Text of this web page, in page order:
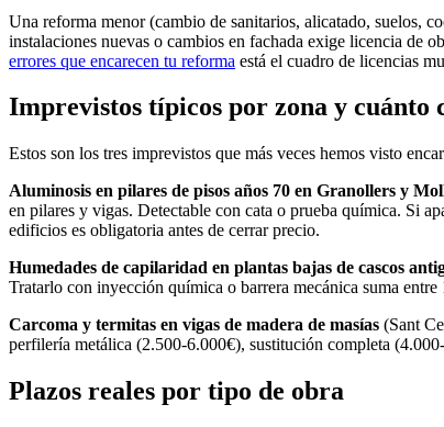
Una reforma menor (cambio de sanitarios, alicatado, suelos,
instalaciones nuevas o cambios en fachada exige licencia de
errores que encarecen tu reforma está el cuadro de licencias
Imprevistos típicos por zona y cuánto
Estos son los tres imprevistos que más veces hemos visto
Aluminosis en pilares de pisos años 70 en Granollers y
en pilares y vigas. Detectable con cata o prueba química. Si
edificios es obligatoria antes de cerrar precio.
Humedades de capilaridad en plantas bajas de cascos
Tratarlo con inyección química o barrera mecánica suma
Carcoma y termitas en vigas de madera de masías (Sant
perfilería metálica (2.500-6.000€), sustitución completa
Plazos reales por tipo de obra